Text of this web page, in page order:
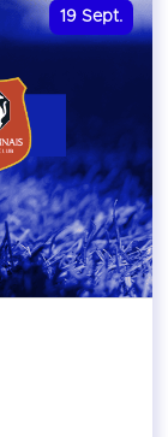
19 Sept.